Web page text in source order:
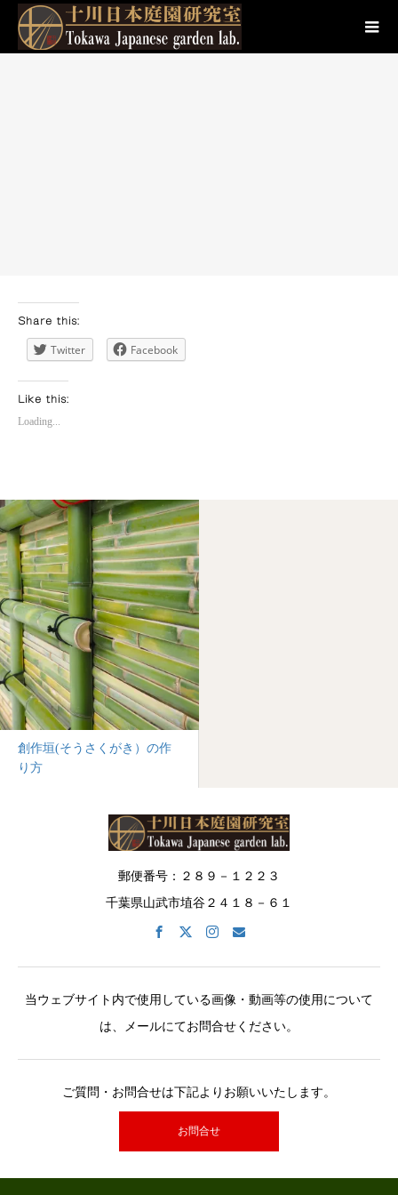
Share this:
Twitter Facebook
Like this:
Loading...
創作垣(そうさくがき）の作
り方
郵便番号：２８９－１２２３
千葉県山武市埴谷２４１８－６１
当ウェブサイト内で使用している画像・動画等の使用について
は、メールにてお問合せください。
ご質問・お問合せは下記よりお願いいたします。
お問合せ